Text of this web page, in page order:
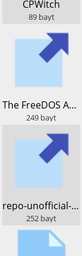
​CPWitch
89 bayt
​The FreeDOS Archive
249 bayt
​repo-unofficial-dos.lod.bz
252 bayt